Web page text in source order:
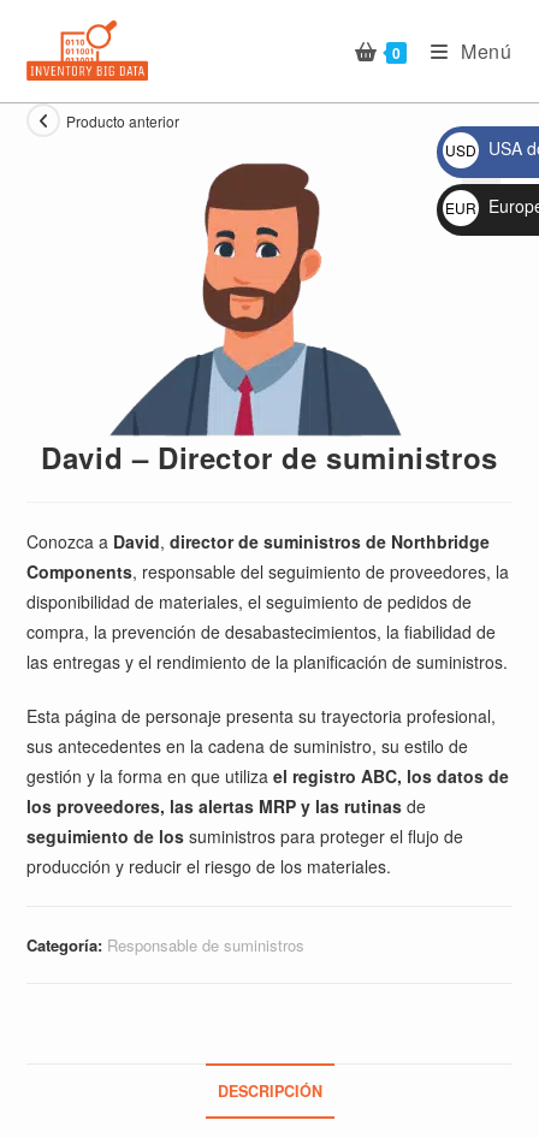
contenido
0 Menú
Producto anterior
🔍
David – Director de suministros
Conozca a David,director de suministros de Northbridge
Components, responsable del seguimiento de proveedores, la
disponibilidad de materiales, el seguimiento de pedidos de
compra, la prevención de desabastecimientos, la fiabilidad de
las entregas y el rendimiento de la planificación de suministros.
Esta página de personaje presenta su trayectoria profesional,
sus antecedentes en la cadena de suministro, su estilo de
gestión y la forma en que utilizael registro ABC, los datos de
los proveedores, las alertas MRP y las rutinas de
seguimiento de los suministros para proteger el flujo de
producción y reducir el riesgo de los materiales.
Categoría: Responsable de suministros
DESCRIPCIÓN
USD
$
USA
EUR
€